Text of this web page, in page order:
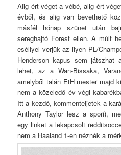
Alig ért véget a vébé, alig ért
évből, és alig van bevethető
másfél hónap szünet után
sereghajtó Forest ellen. A múlt
eséllyel verjük az ilyen PL/
Henderson kapus sem játszhat
lehet, az a Wan-Bissaka,
amelyből talán EtH mester majd
nem a közeledő év végi
Itt a kezdő, kommenteljetek a
Anthony Taylor lesz a spori),
egy linket a lekapcsolt
nem a Haaland 1-en néznék a